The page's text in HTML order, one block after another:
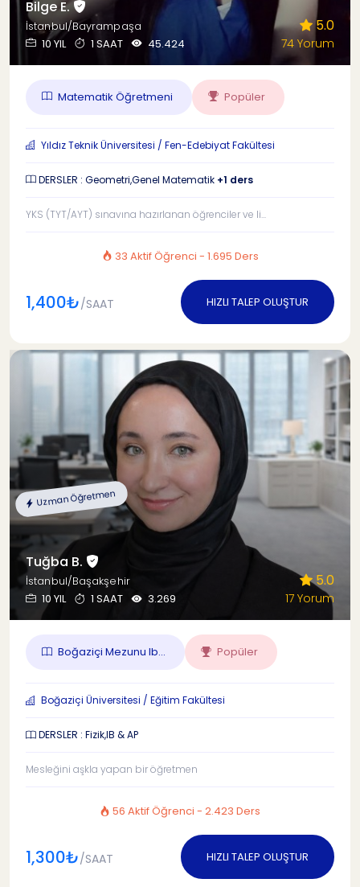
Bilge E.
İstanbul/Bayrampaşa
10 YIL
1 SAAT 45.424
5.0
74 Yorum
Matematik Öğretmeni Popüler
Yıldız Teknik Üniversitesi / Fen-Edebiyat Fakültesi
DERSLER : Geometri,Genel Matematik +1 ders
YKS (TYT/AYT) sınavına hazırlanan öğrenciler ve li...
33 Aktif Öğrenci - 1.695 Ders
1,400₺/SAAT HIZLI TALEP OLUŞTUR
Uzman Öğretmen
Tuğba B.
İstanbul/Başakşehir
10 YIL
1 SAAT 3.269
5.0
17 Yorum
Boğaziçi Mezunu Ib... Popüler
Boğaziçi Üniversitesi / Eğitim Fakültesi
DERSLER : Fizik,IB & AP
Mesleğini aşkla yapan bir öğretmen
56 Aktif Öğrenci - 2.423 Ders
1,300₺/SAAT HIZLI TALEP OLUŞTUR